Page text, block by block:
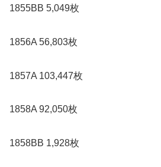
1855BB 5,049枚
1856A 56,803枚
1857A 103,447枚
1858A 92,050枚
1858BB 1,928枚